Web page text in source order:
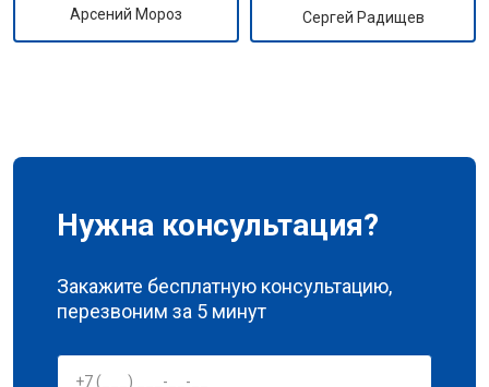
Арсений Мороз Сергей Радищев
Нужна консультация?
Закажите бесплатную консультацию,
перезвоним за 5 минут